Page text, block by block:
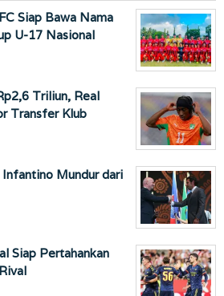
Siap Bawa Nama
U-17 Nasional
Triliun, Real
Transfer Klub
Infantino Mundur dari
Siap Pertahankan